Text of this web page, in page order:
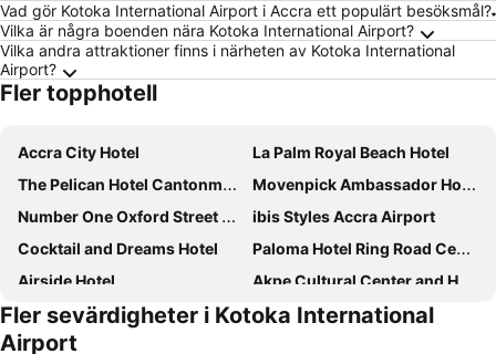
Vad gör Kotoka International Airport i Accra ett populärt besöksmål?
Vilka är några boenden nära Kotoka International Airport?
Vilka andra attraktioner finns i närheten av Kotoka International
Airport?
Fler topphotell
Accra City Hotel
La Palm Royal Beach Hotel
The Pelican Hotel Cantonments Accra
Movenpick Ambassador Hotel Accra
Number One Oxford Street Hotel & Suites
ibis Styles Accra Airport
Cocktail and Dreams Hotel
Paloma Hotel Ring Road Central
Airside Hotel
Akpe Cultural Center and Hotel
Charleston Hotel
Haoxin & Restaurant Ltd
Peemarys Hotel
Fler sevärdigheter i Kotoka International
Airport